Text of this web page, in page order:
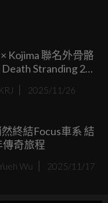
品店的藝術品，卻同時
了慶祝 Apple 在無障
Kojima 聯名外骨骼
Stranding 2
支援 25 公里健
公里爬坡，瞬間減
KRJ 2025/11/26
終結Focus車系 結
傳奇旅程
Wu 2025/11/17